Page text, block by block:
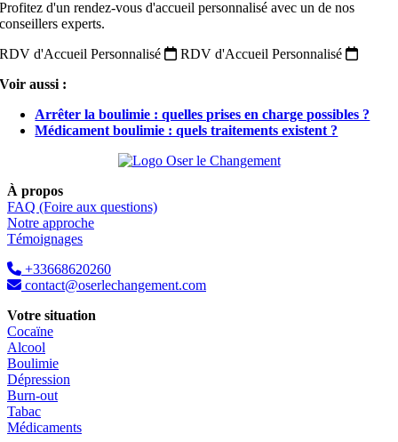
Profitez d'un rendez-vous d'accueil personnalisé avec un de nos
conseillers experts.
RDV d'Accueil Personnalisé
RDV d'Accueil Personnalisé
Voir aussi :
Arrêter la boulimie : quelles prises en charge possibles ?
Médicament boulimie : quels traitements existent ?
À propos
FAQ (Foire aux questions)
Notre approche
Témoignages
+33668620260
contact@oserlechangement.com
Votre situation
Cocaïne
Alcool
Boulimie
Dépression
Burn-out
Tabac
Médicaments